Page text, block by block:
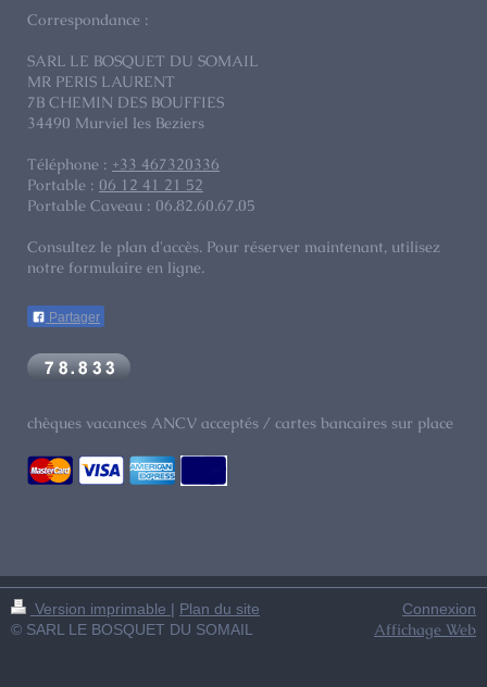
Correspondance :
SARL LE BOSQUET DU SOMAIL
MR PERIS LAURENT
7B CHEMIN DES BOUFFIES
34490 Murviel les Beziers
Téléphone : +33 467320336
Portable : 06 12 41 21 52
Portable Caveau : 06.82.60.67.05
Consultez le plan d'accès. Pour réserver maintenant, utilisez
notre formulaire en ligne.
Partager
chèques vacances ANCV acceptés / cartes bancaires sur place
Version imprimable | Plan du site
© SARL LE BOSQUET DU SOMAIL
Connexion
Affichage Web